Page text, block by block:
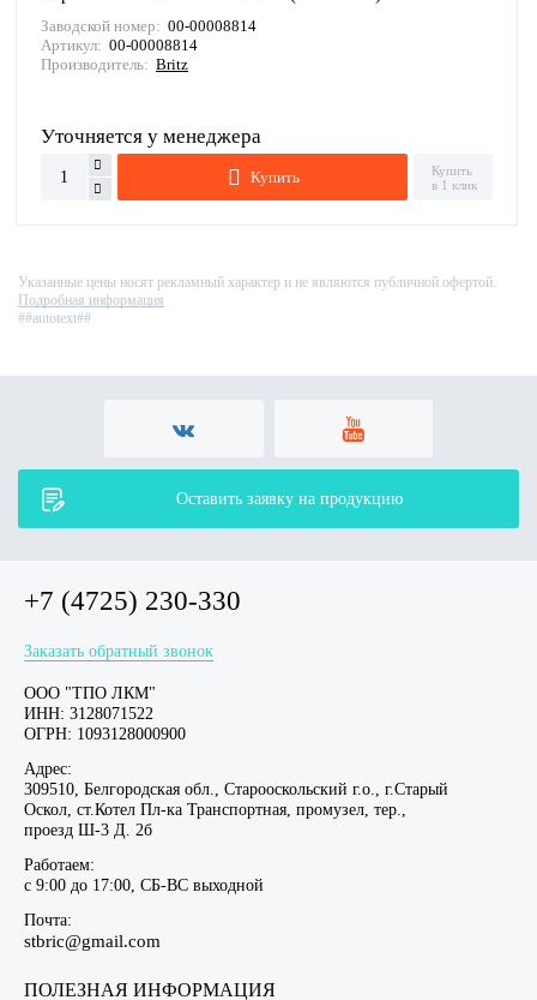
Заводской номер: 00-00008814
Артикул: 00-00008814
Производитель: Britz
Уточняется у менеджера
Купить
Купить
в 1 клик
Указанные цены носят рекламный характер и не являются публичной офертой.
Подробная информация
##autotext##
Оставить заявку на продукцию
+7 (4725) 230-330
Заказать обратный звонок
ООО "ТПО ЛКМ"
ИНН: 3128071522
ОГРН: 1093128000900
Адрес:
309510, Белгородская обл., Старооскольский г.о., г.Старый
Оскол, ст.Котел Пл-ка Транспортная, промузел, тер.,
проезд Ш-3 Д. 2б
Работаем:
c 9:00 до 17:00, СБ-ВС выходной
Почта:
stbric@gmail.com
ПОЛЕЗНАЯ ИНФОРМАЦИЯ